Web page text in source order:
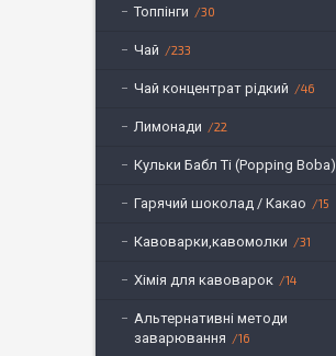
Топпінги 30
Чай 233
Чай концентрат рідкий 46
Лимонади 22
Кульки Бабл Ті (Popping Boba)
Гарячий шоколад / Какао 15
Кавоварки,кавомолки 31
Хімія для кавоварок 14
Альтернативні методи
заварювання
16